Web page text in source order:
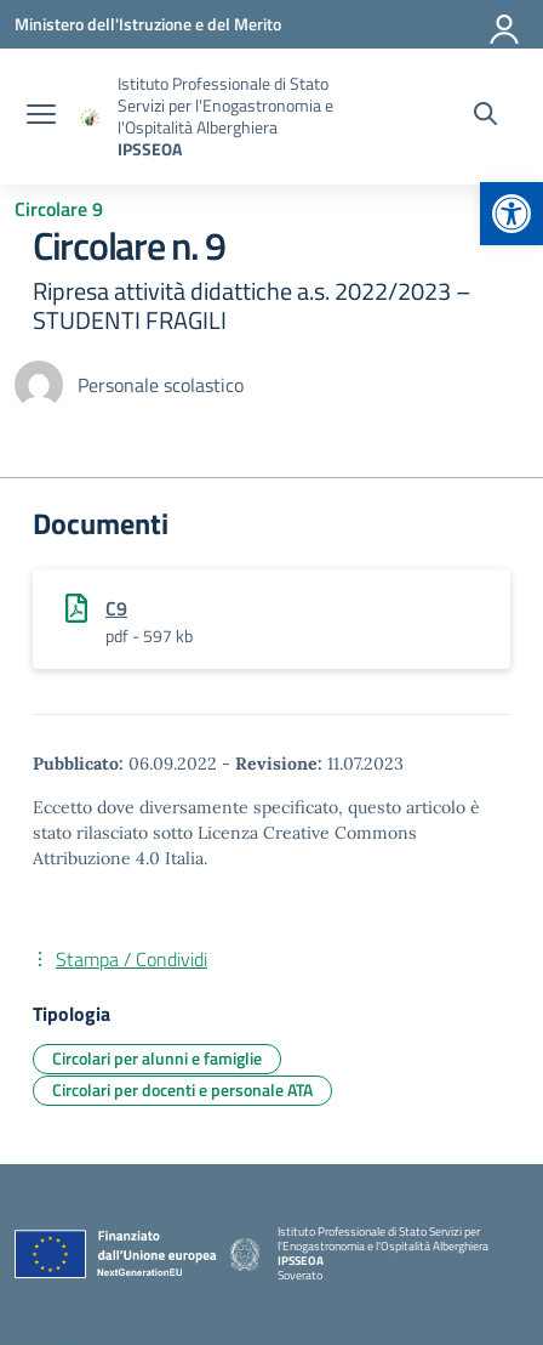
Vai ai contenuti
Vai al menu di navigazione
Vai al footer
Ministero dell'Istruzione e del Merito
Istituto Professionale di Stato
Servizi per l'Enogastronomia e
l'Ospitalità Alberghiera
IPSSEOA
Circolare 9
Circolare n. 9
Ripresa attività didattiche a.s. 2022/2023 –
STUDENTI FRAGILI
Personale scolastico
Documenti
C9
pdf - 597 kb
Pubblicato: 06.09.2022 - Revisione: 11.07.2023
Eccetto dove diversamente specificato, questo articolo è
stato rilasciato sotto Licenza Creative Commons
Attribuzione 4.0 Italia.
Stampa / Condividi
Tipologia
Circolari per alunni e famiglie
Circolari per docenti e personale ATA
Istituto Professionale di Stato Servizi per
l'Enogastronomia e l'Ospitalità Alberghiera
IPSSEOA
Soverato